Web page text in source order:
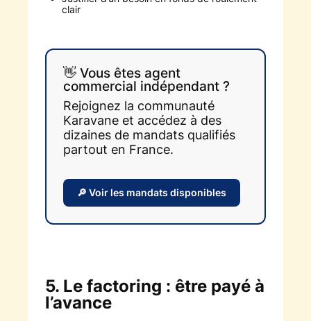
clair
👋 Vous êtes agent
commercial indépendant ?
Rejoignez la communauté
Karavane et accédez à des
dizaines de mandats qualifiés
partout en France.
🔎 Voir les mandats disponibles
5. Le factoring : être payé à
l’avance